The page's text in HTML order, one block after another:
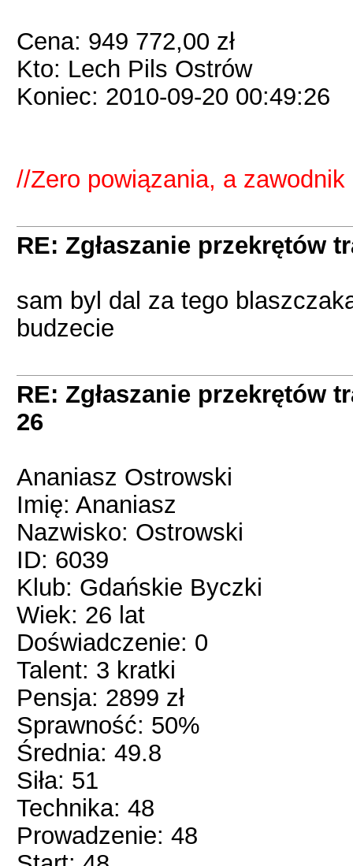
Cena: 949 772,00 zł
Kto: Lech Pils Ostrów
Koniec: 2010-09-20 00:49:26
//Zero powiązania, a zawodnik
RE: Zgłaszanie przekrętów
sam byl dal za tego
budzecie
RE: Zgłaszanie przekrętów
26
Ananiasz Ostrowski
Imię: Ananiasz
Nazwisko: Ostrowski
ID: 6039
Klub: Gdańskie Byczki
Wiek: 26 lat
Doświadczenie: 0
Talent: 3 kratki
Pensja: 2899 zł
Sprawność: 50%
Średnia: 49.8
Siła: 51
Technika: 48
Prowadzenie: 48